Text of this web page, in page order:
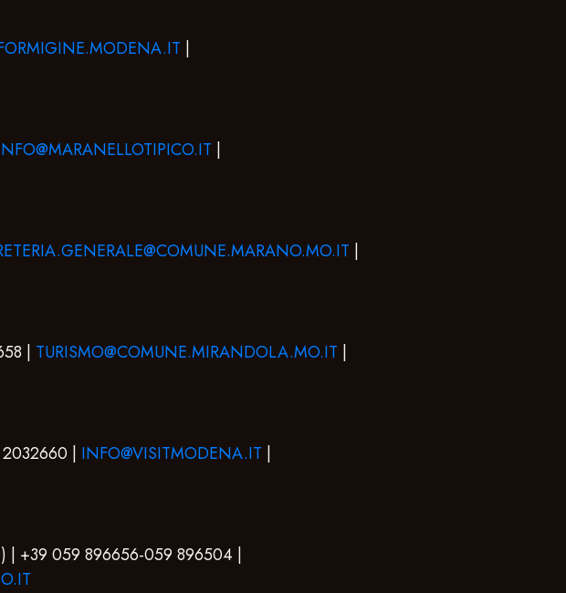
|
|
|
| TURISMO@COMUNE.MIRANDOLA.MO.IT |
| INFO@VISITMODENA.IT |
| +39 059 896656-059 896504 |